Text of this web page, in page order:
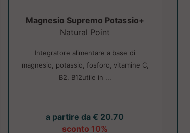
Magnesio Supremo Potassio+
Natural Point
Integratore alimentare a base di
magnesio, potassio, fosforo, vitamine C,
B2, B12utile in ...
a partire da € 20.70
sconto 10%